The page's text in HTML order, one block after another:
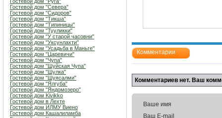
Гостевой дом "Севера"
Гостевой дом "Сидоров"
Гостевой дом "Тикша"
Гостевой дом "Типиницы"
Гостевой дом "Тууликки"
Гостевой дом "У старой часовни"
Гостевой дом "Уксунлахти"
Гостевой дом "Усадьба в Маньге"
Гостевой дом "Царевичи"
Гостевой дом "Чупа"
Гостевой дом "Шуйская Чупа"
Гостевой дом "Шулка"
Гостевой дом "Шуясалми"
Гостевой дом "Ялгуба"
Гостевой дом "Яндомозеро"
Гостевой дом Kivikko
Гостевой дом в Лехте
Гостевой дом ИЛМУ Виено
Гостевой дом Кашалиламба
Комментарии
Комментариев нет. Ваш
Ваше имя
Ваш E-mail